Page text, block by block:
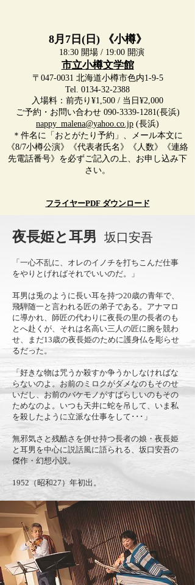
8月7日(日) 《小樽》
18:30 開場 / 19:00 開演
市立小樽文学館
〒047-0031 北海道小樽市色内1-9-5
Tel. 0134-32-2388
入場料：前売り¥1,500 / 当日¥2,000
ご予約・お問い合わせ 090-3339-1281(長浜)
nappy_malena@yahoo.co.jp (長浜)
＊件名に「おとがたり予約」、メール本文に
《8/7小樽公演》
《代表者氏名》《人数》《連絡
先電話番号》を必ずご記入の上、お申し込み下
さい。
フライヤーPDF ダウンロード
夜長姫と耳男 坂口安吾
「一心不乱に、オレのイノチを打ちこんだ仕事
をやりとげればそれでいいのだ。」
耳男は兎のように長い耳を持つ20歳の青年で、
飛騨随一と言われる匠の弟子である。アナマロ
に導かれ、師匠の代わりに夜長の里の長者のも
とへ赴くが、それは名高い三人の匠に腕を競わ
せ、まだ13歳の夜長姫のために護身仏を彫らせ
るだった。
「好きな物は咒うか殺すか争うかしなければな
らないのよ。お前のミロクがダメなのもそのせ
いだし、お前のバケモノがすばらしいのもその
ためなのよ。いつも天井に蛇を吊して、いま私
を殺したように立派な仕事をして･･･」
無邪気さと残酷さを併せ持つ長者の娘・夜長姫
と耳男を中心に説話風に語られる、坂口安吾の
傑作・幻想小説。
1952（昭和27）年初出。